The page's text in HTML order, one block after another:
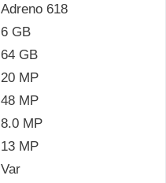
Adreno 618
6 GB
64 GB
20 MP
48 MP
8.0 MP
13 MP
Var